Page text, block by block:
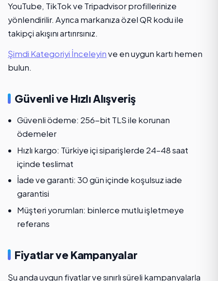
YouTube, TikTok ve Tripadvisor profillerinize
yönlendirilir. Ayrıca markanıza özel QR kodu ile
takipçi akışını artırırsınız.
Şimdi Kategoriyi İnceleyinve en uygun kartı hemen
bulun.
Güvenli ve Hızlı Alışveriş
Güvenli ödeme: 256-bit TLS ile korunan
ödemeler
Hızlı kargo: Türkiye içi siparişlerde 24–48 saat
içinde teslimat
İade ve garanti: 30 gün içinde koşulsuz iade
garantisi
Müşteri yorumları: binlerce mutlu işletmeye
referans
Fiyatlar ve Kampanyalar
Şu anda uygun fiyatlar ve sınırlı süreli kampanyalarla